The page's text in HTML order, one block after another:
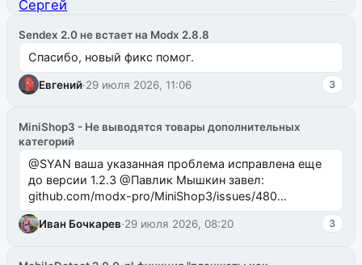
Sendex 2.0 не встает на Modx 2.8.8
Спасибо, новый фикс помог.
Евгений·29 июля 2026, 11:06 3
MiniShop3 - Не выводятся товары дополнительных
категорий
@SYAN ваша указанная проблема исправлена еще
до версии 1.2.3 @Павлик Мышкин завел:
github.com/modx-pro/MiniShop3/issues/480
github.com/modx-pro/MiniShop3/issues/481Исправим
в б...
Иван Бочкарев·29 июля 2026, 08:20 3